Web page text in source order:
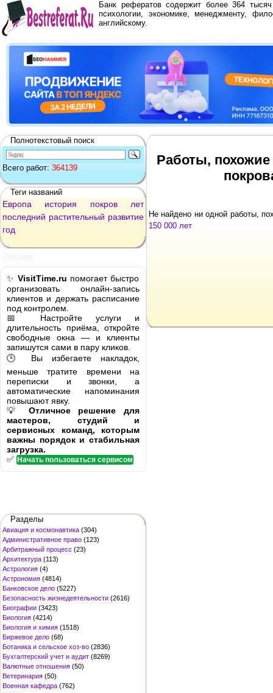
Банк рефератов содержит более 364
психологии, экономике, менеджменту,
английскому.
Полнотекстовый поиск
Всего работ: 364139
Теги названий
Европа история покров
лет
последний растительный развитие
год
✨ VisitTime.ru помогает быстро
организовать онлайн-запись
клиентов и держать расписание
под контролем.
📅 Настройте услуги и
длительность приёма, откройте
свободные окна — и клиенты
запишутся сами в пару кликов.
🕒 Вы избегаете накладок,
меньше тратите времени на
переписки и звонки, а
автоматические напоминания
повышают явку.
💡 Отличное решение для
мастеров, студий и
сервисных команд, которым
важны порядок и стабильная
загрузка.
✅ Начать пользоваться сервисом
Разделы
Авиация и космонавтика (304)
Административное право (123)
Арбитражный процесс (23)
Архитектура (113)
Астрология (4)
Астрономия (4814)
Банковское дело (5227)
Безопасность жизнедеятельности (2616)
Биографии (3423)
Биология (4214)
Биология и химия (1518)
Биржевое дело (68)
Ботаника и сельское хоз-во (2836)
Бухгалтерский учет и аудит (8269)
Валютные отношения (50)
Ветеринария (50)
Военная кафедра (762)
Работы, похожие
Не найдено ни одной работы,
150 000 лет